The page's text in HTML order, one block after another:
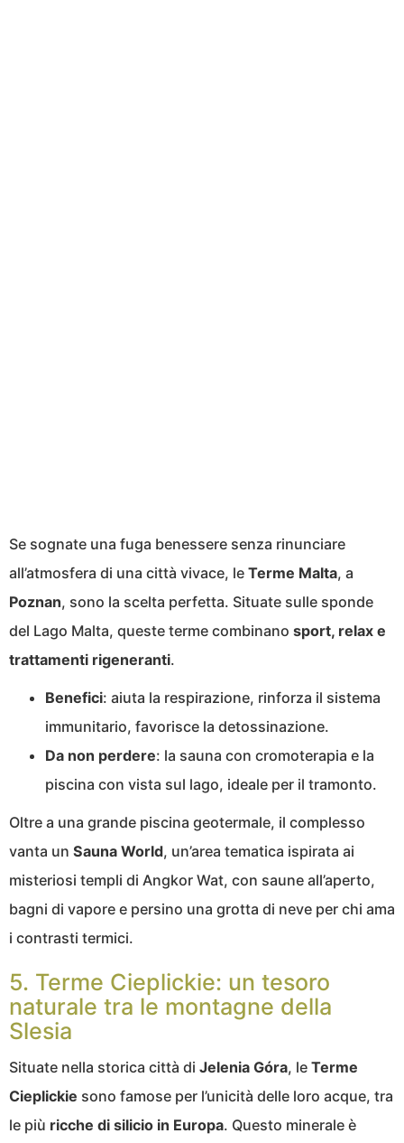
Se sognate una fuga benessere senza rinunciare
all’atmosfera di una città vivace, le Terme Malta, a
Poznan, sono la scelta perfetta. Situate sulle sponde
del Lago Malta, queste terme combinano sport, relax e
trattamenti rigeneranti.
Benefici: aiuta la respirazione, rinforza il sistema
immunitario, favorisce la detossinazione.
Da non perdere: la sauna con cromoterapia e la
piscina con vista sul lago, ideale per il tramonto.
Oltre a una grande piscina geotermale, il complesso
vanta un Sauna World, un’area tematica ispirata ai
misteriosi templi di Angkor Wat, con saune all’aperto,
bagni di vapore e persino una grotta di neve per chi ama
i contrasti termici.
5. Terme Cieplickie: un tesoro
naturale tra le montagne della
Slesia
Situate nella storica città di Jelenia Góra, le Terme
Cieplickie sono famose per l’unicità delle loro acque, tra
le più ricche di silicio in Europa. Questo minerale è